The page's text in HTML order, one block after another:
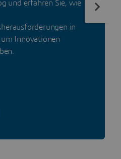
und erfahren Sie, wie
in
Innovationen